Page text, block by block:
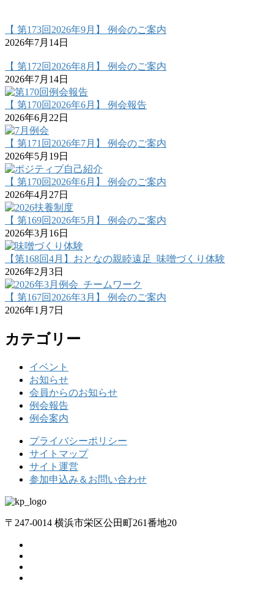
【 第173回2026年9月】 例会のご案内
2026年7月14日
【 第172回2026年8月】 例会のご案内
2026年7月14日
【 第170回2026年6月】 例会報告
2026年6月22日
【 第171回2026年7月】 例会のご案内
2026年5月19日
【 第170回2026年6月】 例会のご案内
2026年4月27日
【 第169回2026年5月】 例会のご案内
2026年3月16日
【第168回4月】おとなの親睦遠足_味噌づくり体験
2026年2月3日
【 第167回2026年3月】 例会のご案内
2026年1月7日
カテゴリー
イベント
お知らせ
会員からのお知らせ
例会報告
例会案内
プライバシーポリシー
サイトマップ
サイト運営
参加申込み＆お問い合わせ
〒247-0014 横浜市栄区公田町261番地20